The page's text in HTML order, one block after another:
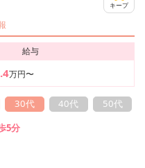
キープ
給与
万円〜
30代 40代
50代
5分